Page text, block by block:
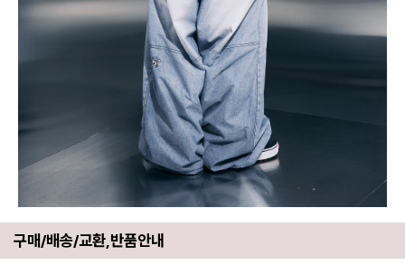
구매/배송/교환,반품안내